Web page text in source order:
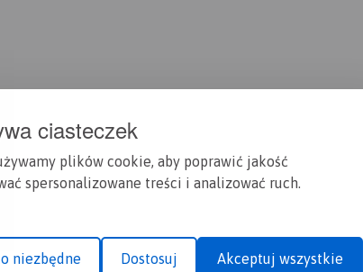
ciasteczek
plików cookie, aby poprawić jakość
spersonalizowane treści i analizować ruch.
niezbędne Dostosuj Akceptuj wszystkie